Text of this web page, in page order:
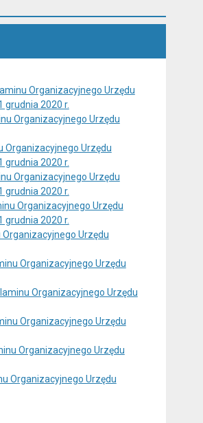
Organizacyjnego Urzędu
grudnia 2020 r.
Organizacyjnego Urzędu
Organizacyjnego Urzędu
grudnia 2020 r.
Organizacyjnego Urzędu
grudnia 2020 r.
Organizacyjnego Urzędu
grudnia 2020 r.
Urzędu
Organizacyjnego Urzędu
Organizacyjnego Urzędu
Organizacyjnego Urzędu
Organizacyjnego Urzędu
Organizacyjnego Urzędu